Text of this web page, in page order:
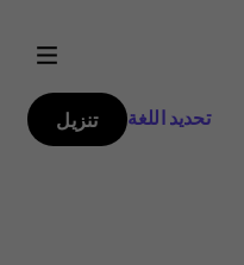
تحديد اللغة تنزيل